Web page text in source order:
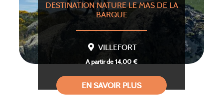
DESTINATION NATURE LE MAS DE LA
BARQUE
VILLEFORT
A partir de 14,00 €
EN SAVOIR PLUS